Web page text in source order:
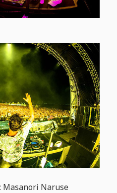
Masanori Naruse